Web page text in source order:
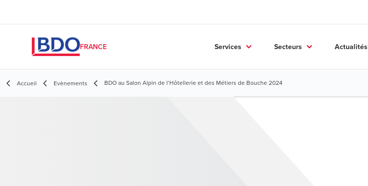
FRANCE Services Secteurs Actualités
Accueil Evènements BDO au Salon Alpin de l’Hôtellerie et des Métiers de Bouche 2024